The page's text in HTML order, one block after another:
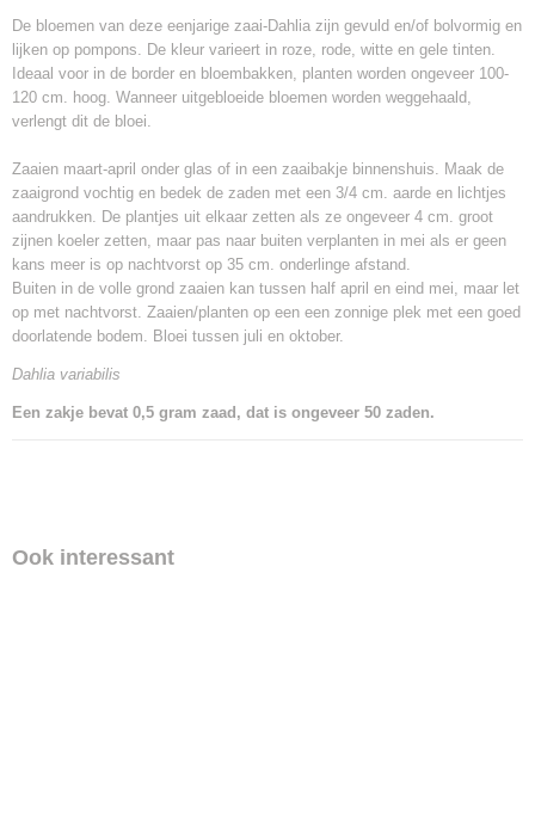
De bloemen van deze eenjarige zaai-Dahlia zijn gevuld en/of bolvormig en
lijken op pompons. De kleur varieert in roze, rode, witte en gele tinten.
Ideaal voor in de border en bloembakken, planten worden ongeveer 100-
120 cm. hoog. Wanneer uitgebloeide bloemen worden weggehaald,
verlengt dit de bloei.
Zaaien maart-april onder glas of in een zaaibakje binnenshuis. Maak de
zaaigrond vochtig en bedek de zaden met een 3/4 cm. aarde en lichtjes
aandrukken. De plantjes uit elkaar zetten als ze ongeveer 4 cm. groot
zijnen koeler zetten, maar pas naar buiten verplanten in mei als er geen
kans meer is op nachtvorst op 35 cm. onderlinge afstand.
Buiten in de volle grond zaaien kan tussen half april en eind mei, maar let
op met nachtvorst. Zaaien/planten op een een zonnige plek met een goed
doorlatende bodem. Bloei tussen juli en oktober.
Dahlia variabilis
Een zakje bevat 0,5 gram zaad, dat is ongeveer 50 zaden.
Ook interessant